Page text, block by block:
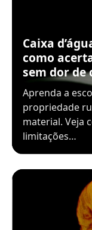
Caixa
como
sem dor de
Aprenda a
propriedade
material. Veja
limitações…